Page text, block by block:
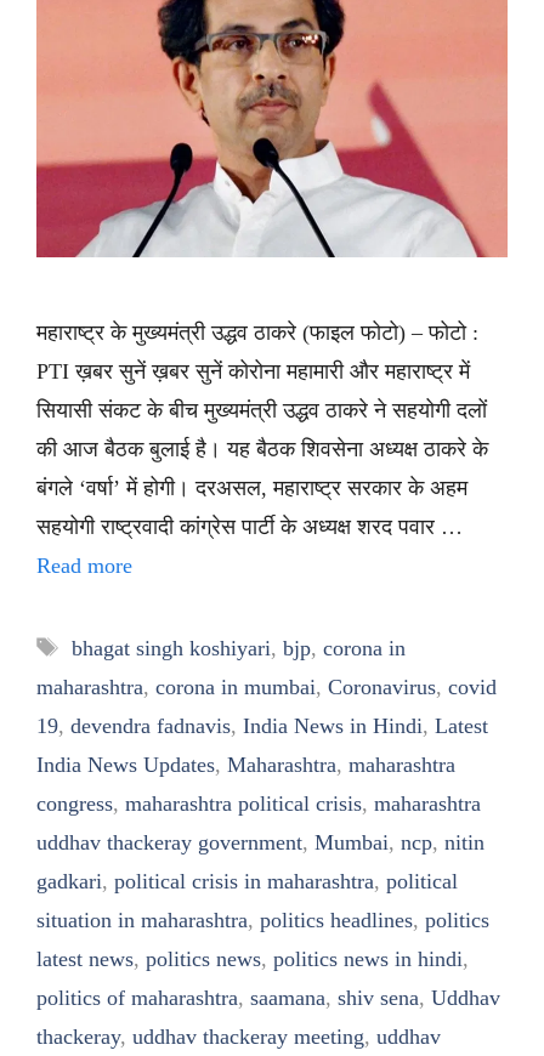
महाराष्ट्र के मुख्यमंत्री उद्धव ठाकरे (फाइल फोटो) – फोटो :
PTI ख़बर सुनें ख़बर सुनें कोरोना महामारी और महाराष्ट्र में
सियासी संकट के बीच मुख्यमंत्री उद्धव ठाकरे ने सहयोगी दलों
की आज बैठक बुलाई है। यह बैठक शिवसेना अध्यक्ष ठाकरे के
बंगले ‘वर्षा’ में होगी। दरअसल, महाराष्ट्र सरकार के अहम
सहयोगी राष्ट्रवादी कांग्रेस पार्टी के अध्यक्ष शरद पवार …
Read more
Tags
bhagat singh koshiyari, bjp, corona in
maharashtra, corona in mumbai, Coronavirus, covid
19, devendra fadnavis, India News in Hindi, Latest
India News Updates, Maharashtra, maharashtra
congress, maharashtra political crisis, maharashtra
uddhav thackeray government, Mumbai, ncp, nitin
gadkari, political crisis in maharashtra, political
situation in maharashtra, politics headlines, politics
latest news, politics news, politics news in hindi,
politics of maharashtra, saamana, shiv sena, Uddhav
thackeray, uddhav thackeray meeting, uddhav